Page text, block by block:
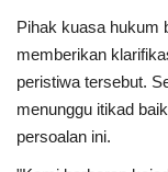
Pihak kuasa hukum
memberikan
peristiwa tersebut.
menunggu itikad
persoalan ini.